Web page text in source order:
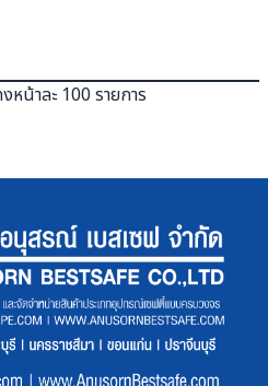
น้าละ 100 รายการ